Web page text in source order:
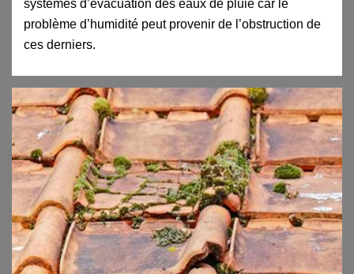
systèmes d’évacuation des eaux de pluie car le
problème d’humidité peut provenir de l’obstruction de
ces derniers.